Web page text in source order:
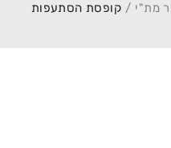
/ קופסת הסתעפות